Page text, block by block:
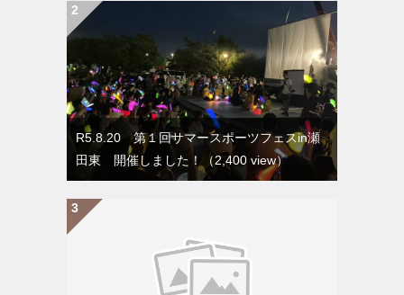
R5.8.20 第１回サマースポーツフェスin瀬
田東 開催しました！
（2,400 view）